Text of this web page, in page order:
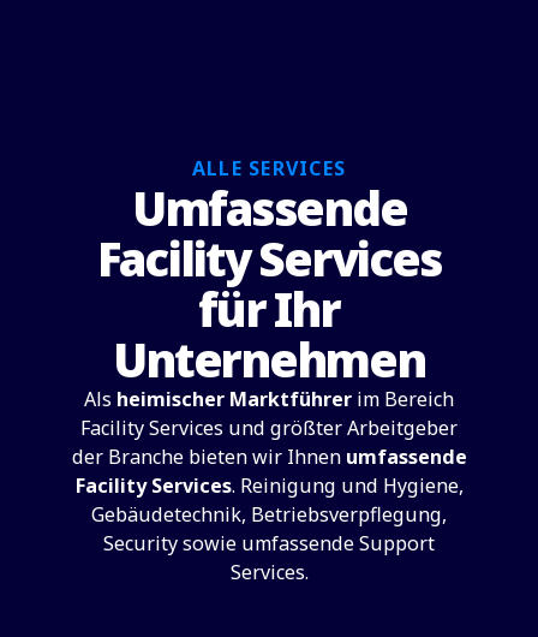
ALLE SERVICES
Umfassende
Facility Services
für Ihr
Unternehmen
Als heimischer Marktführer im Bereich
Facility Services und größter Arbeitgeber
der Branche bieten wir Ihnen umfassende
Facility Services. Reinigung und Hygiene,
Gebäudetechnik, Betriebsverpflegung,
Security sowie umfassende Support
Services.